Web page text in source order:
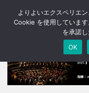
よりよいエクスペリエ
Cookie を使用していま
を承諾し
OK